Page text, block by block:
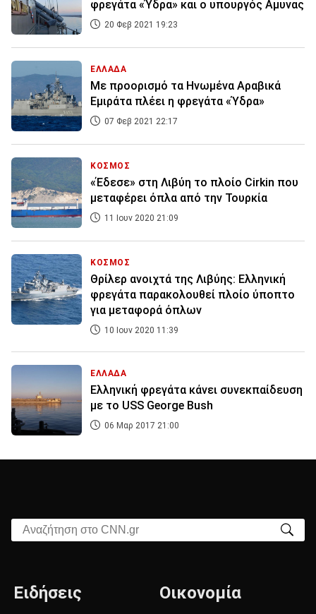
φρεγάτα «Ύδρα» και ο υπουργός Αμυνας
20 Φεβ 2021 19:23
ΕΛΛΑΔΑ
Με προορισμό τα Ηνωμένα Αραβικά
Εμιράτα πλέει η φρεγάτα «Ύδρα»
07 Φεβ 2021 22:17
ΚΟΣΜΟΣ
«Έδεσε» στη Λιβύη το πλοίο Cirkin που
μεταφέρει όπλα από την Τουρκία
11 Ιουν 2020 21:09
ΚΟΣΜΟΣ
Θρίλερ ανοιχτά της Λιβύης: Ελληνική
φρεγάτα παρακολουθεί πλοίο ύποπτο
για μεταφορά όπλων
10 Ιουν 2020 11:39
ΕΛΛΑΔΑ
Ελληνική φρεγάτα κάνει συνεκπαίδευση
με το USS George Bush
06 Μαρ 2017 21:00
Αναζήτηση στο CNN.gr
Ειδήσεις Οικονομία